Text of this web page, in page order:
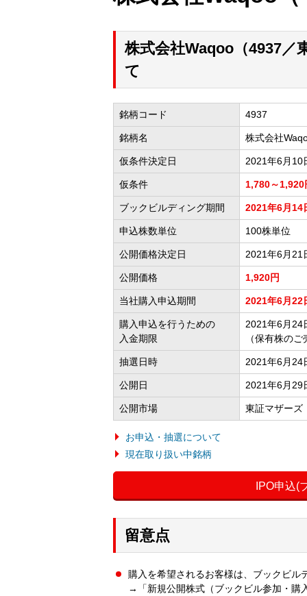
株式会社Waqoo（4937／
て
銘柄コード 4937
銘柄名 株式会社
仮条件決定日 2021年6月10
仮条件 1,780～1,920
ブックビルディング期間 2021年6月14
申込株数単位 100株単位
公開価格決定日 2021年6月21
公開価格 1,920円
当社購入申込期間 2021年6月22
購入申込を行うための
入金期限
2021年6月24
（保有株の
抽選日時 2021年6月24
公開日 2021年6月29
公開市場 東証マザーズ
お申込・抽選について
現在取り扱い中銘柄
IPO申込(
留意点
購入を希望されるお客様は、ブックビ
→「新規公開株式（ブックビル参加・購